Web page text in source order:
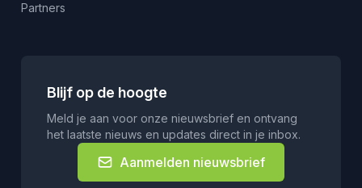
Partners
Blijf op de hoogte
Meld je aan voor onze nieuwsbrief en ontvang
het laatste nieuws en updates direct in je inbox.
Aanmelden nieuwsbrief